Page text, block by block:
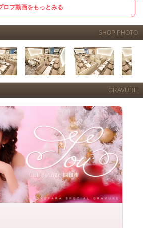
ロフ動画をもっとみる
SHOP PHOTO
GRAVURE